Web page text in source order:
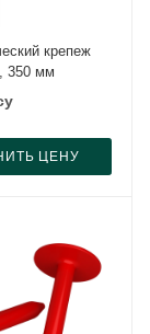
крепеж
350 мм
ЦЕНУ